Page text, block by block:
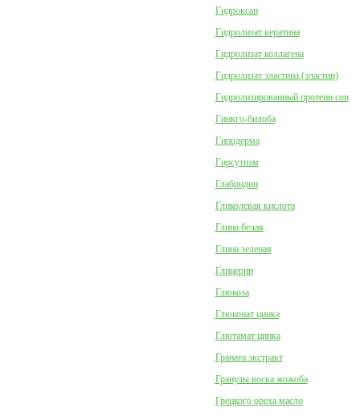
Гидроксан
Гидролизат кератина
Гидролизат коллагена
Гидролизат эластина (эластин)
Гидролизированный протеин сои
Гинкго-билоба
Гиподерма
Гирсутизм
Глабридин
Гликолевая кислота
Глина белая
Глина зеленая
Глицерин
Глюкоза
Глюконат цинка
Глютамат цинка
Граната экстракт
Гранулы воска жожоба
Грецкого ореха масло